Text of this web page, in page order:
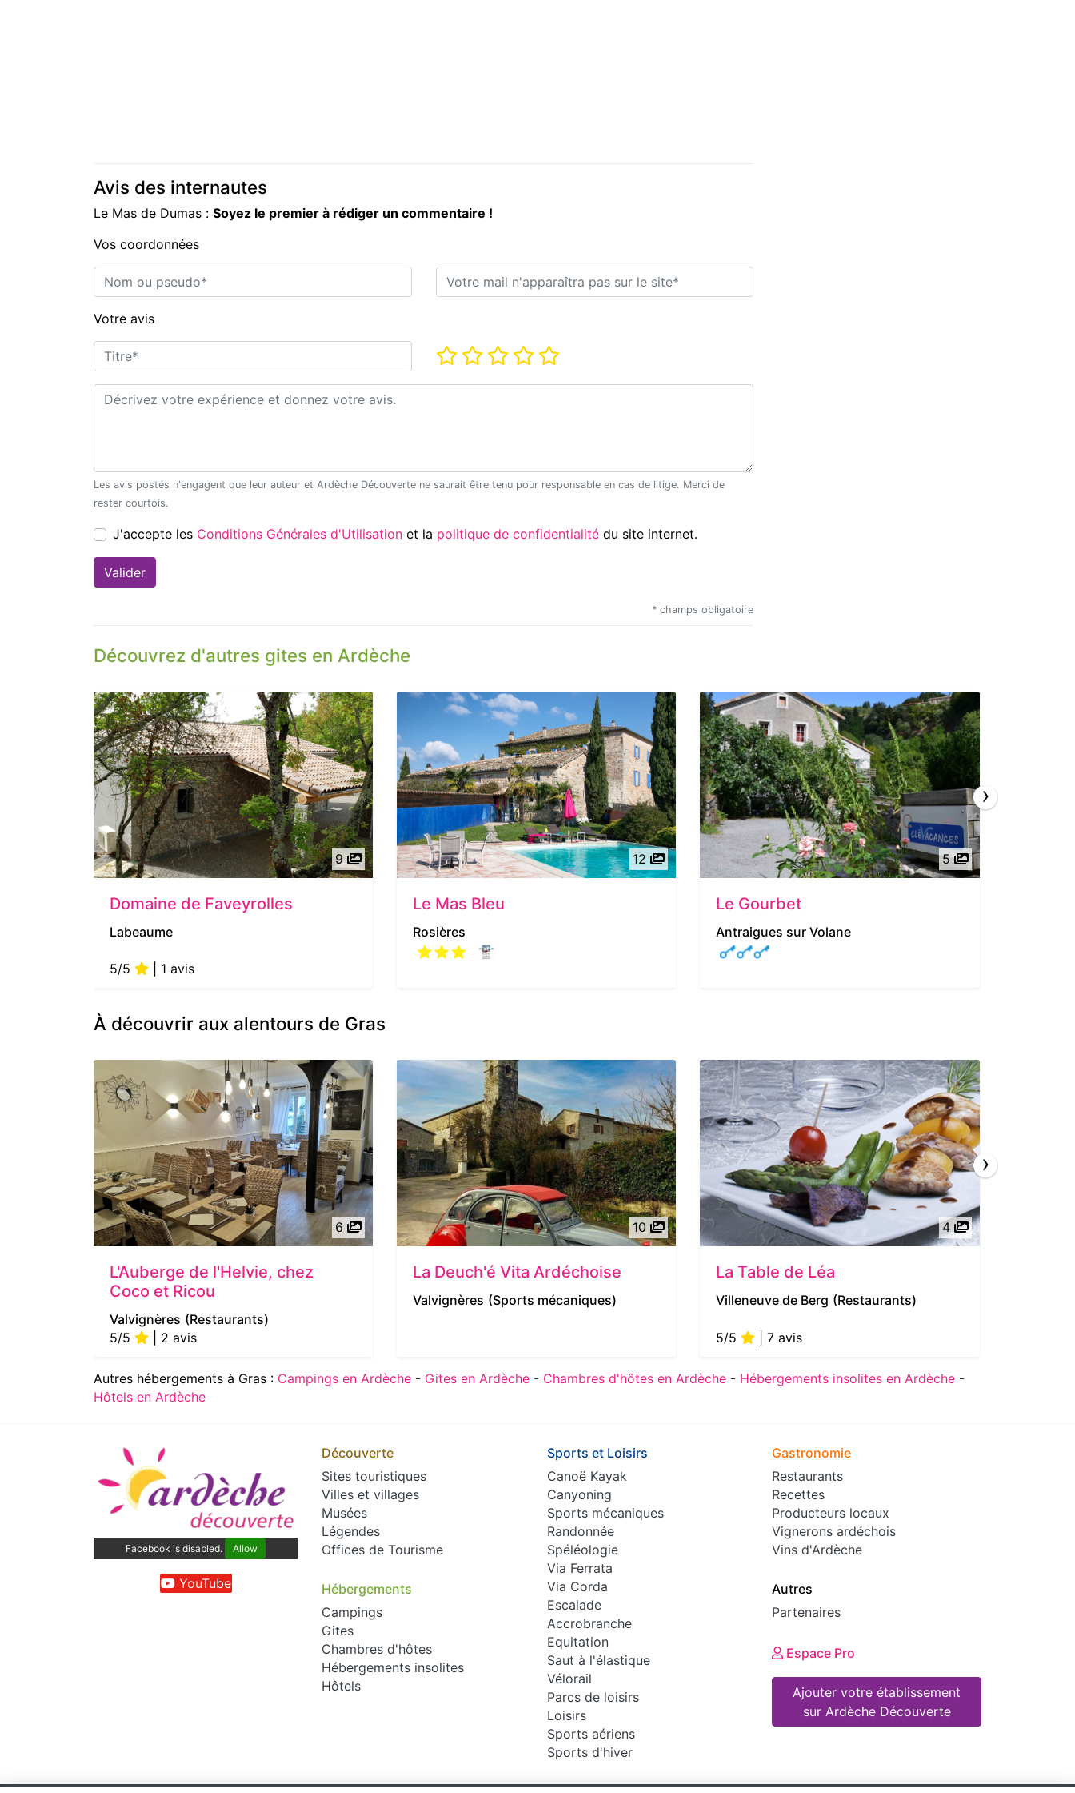
Avis des internautes
Le Mas de Dumas : Soyez le premier à rédiger un commentaire !
Vos coordonnées
Nom ou pseudo*
E-mail*
Votre avis
Titre*
Note*
Commentaire*
Les avis postés n'engagent que leur auteur et Ardèche Découverte ne saurait être tenu pour responsable en cas de litige. Merci de
rester courtois.
J'accepte les Conditions Générales d'Utilisation et la politique de confidentialité du site internet.
* champs obligatoire
Découvrez d'autres gites en Ardèche
9
Domaine de Faveyrolles
Labeaume
5/5 | 1 avis
12
Le Mas Bleu
Rosières
5
Le Gourbet
Antraigues sur Volane
›
À découvrir aux alentours de Gras
6
L'Auberge de l'Helvie, chez
Coco et Ricou
Valvignères (Restaurants)
5/5
| 2 avis
10
La Deuch'é Vita Ardéchoise
Valvignères (Sports mécaniques)
4
La Table de Léa
Villeneuve de Berg (Restaurants)
5/5 | 7 avis
›
Autres hébergements à Gras : Campings en Ardèche - Gites en Ardèche - Chambres d'hôtes en Ardèche - Hébergements insolites en Ardèche -
Hôtels en Ardèche
Facebook is disabled. Allow
YouTube
Découverte
Sites touristiques
Villes et villages
Musées
Légendes
Offices de Tourisme
Hébergements
Campings
Gites
Chambres d'hôtes
Hébergements insolites
Hôtels
Sports et Loisirs
Canoë Kayak
Canyoning
Sports mécaniques
Randonnée
Spéléologie
Via Ferrata
Via Corda
Escalade
Accrobranche
Equitation
Saut à l'élastique
Vélorail
Parcs de loisirs
Loisirs
Sports aériens
Sports d'hiver
Gastronomie
Restaurants
Recettes
Producteurs locaux
Vignerons ardéchois
Vins d'Ardèche
Autres
Partenaires
Espace Pro
Ajouter votre établissement
sur Ardèche Découverte